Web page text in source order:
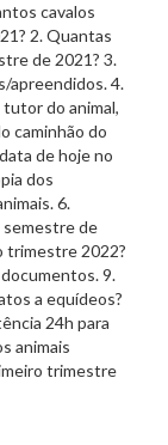
cavalos
2. Quantas
de 2021? 3.
apreendidos. 4.
do animal,
caminhão do
de hoje no
dos
6.
semestre de
trimestre 2022?
9.
a equídeos?
24h para
animais
trimestre